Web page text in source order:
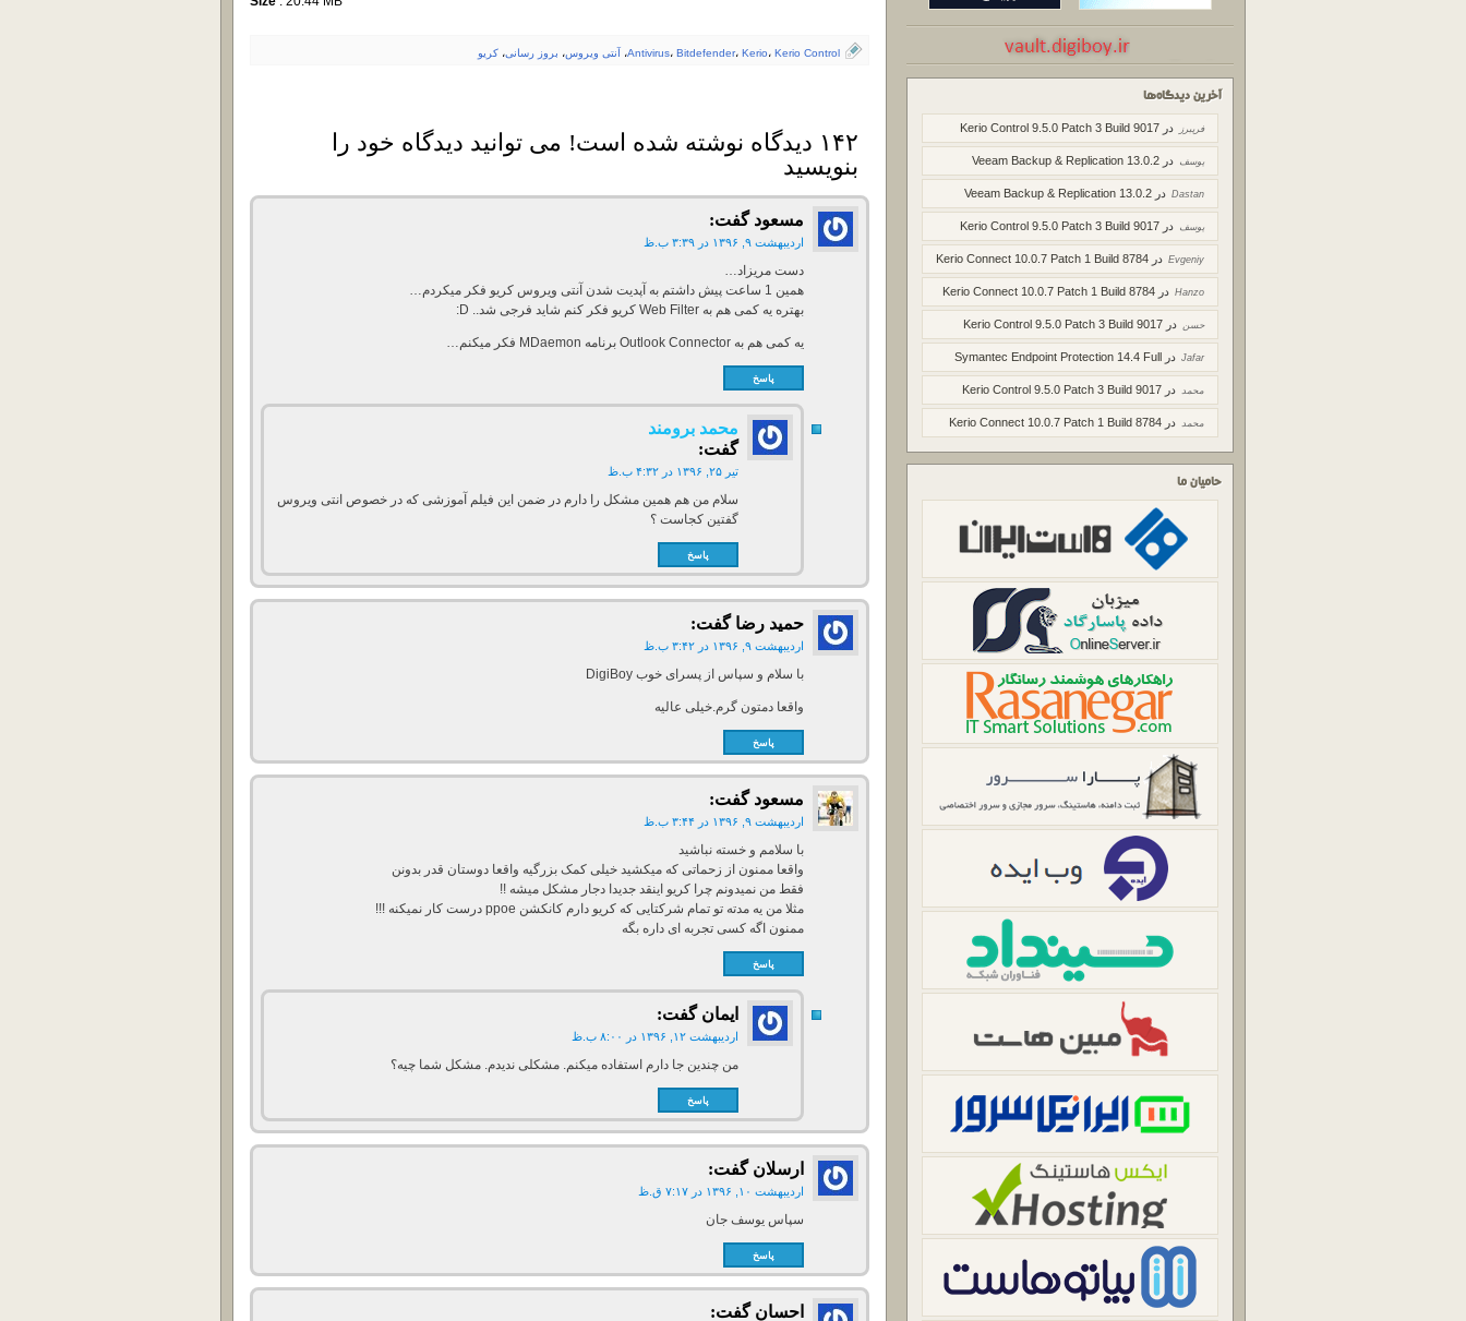
آخرین دیدگاه‌ها
فریبرز در Kerio Control 9.5.0 Patch 3 Build 9017
یوسف در Veeam Backup & Replication 13.0.2
Dastan در Veeam Backup & Replication 13.0.2
یوسف در Kerio Control 9.5.0 Patch 3 Build 9017
Evgeniy در Kerio Connect 10.0.7 Patch 1 Build 8784
Hanzo در Kerio Connect 10.0.7 Patch 1 Build 8784
حسن در Kerio Control 9.5.0 Patch 3 Build 9017
Jafar در Symantec Endpoint Protection 14.4 Full
محمد در Kerio Control 9.5.0 Patch 3 Build 9017
محمد در Kerio Connect 10.0.7 Patch 1 Build 8784
حامیان ما
Antivirus، Bitdefender، Kerio، Kerio Control ، آنتی ویروس، بروز رسانی، کریو
۱۴۲ دیدگاه نوشته شده است! می توانید دیدگاه خود را
بنویسید
مسعود گفت:
اردیبهشت ۹, ۱۳۹۶ در ۳:۳۹ ب.ظ
دست مریزاد…
همین 1 ساعت پیش داشتم به آپدیت شدن آنتی ویروس کریو فکر میکردم…
بهتره یه کمی هم به Web Filter کریو فکر کنم شاید فرجی شد.. D:
یه کمی هم به Outlook Connector برنامه MDaemon فکر میکنم…
پاسخ
محمد برومند
گفت:
تیر ۲۵, ۱۳۹۶ در ۴:۳۲ ب.ظ
سلام من هم همین مشکل را دارم در ضمن این فیلم آموزشی که در خصوص انتی ویروس
گفتین کجاست ؟
پاسخ
حمید رضا گفت:
اردیبهشت ۹, ۱۳۹۶ در ۳:۴۲ ب.ظ
با سلام و سپاس از پسرای خوب DigiBoy
واقعا دمتون گرم.خیلی عالیه
پاسخ
مسعود گفت:
اردیبهشت ۹, ۱۳۹۶ در ۳:۴۴ ب.ظ
با سلامم و خسته نباشید
واقعا ممنون از زحماتی که میکشید خیلی کمک بزرگیه واقعا دوستان قدر بدونن
فقط من نمیدونم چرا کریو اینقد جدیدا دجار مشکل میشه !!
مثلا من یه مدته تو تمام شرکتایی که کریو دارم کانکشن ppoe درست کار نمیکنه !!!
ممنون اگه کسی تجربه ای داره بگه
پاسخ
ایمان گفت:
اردیبهشت ۱۲, ۱۳۹۶ در ۸:۰۰ ب.ظ
من چندین جا دارم استفاده میکنم. مشکلی ندیدم. مشکل شما چیه؟
پاسخ
ارسلان گفت:
اردیبهشت ۱۰, ۱۳۹۶ در ۷:۱۷ ق.ظ
سپاس یوسف جان
پاسخ
احسان گفت: